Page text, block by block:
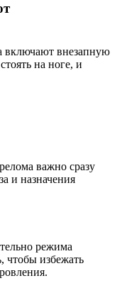
включают внезапную
на ноге, и
важно сразу
и назначения
режима
чтобы избежать